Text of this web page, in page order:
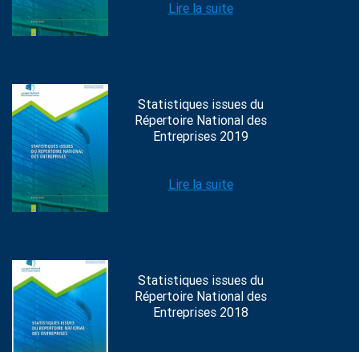
Lire la suite
Statistiques issues du
Répertoire National des
Entreprises 2019
Lire la suite
Statistiques issues du
Répertoire National des
Entreprises 2018